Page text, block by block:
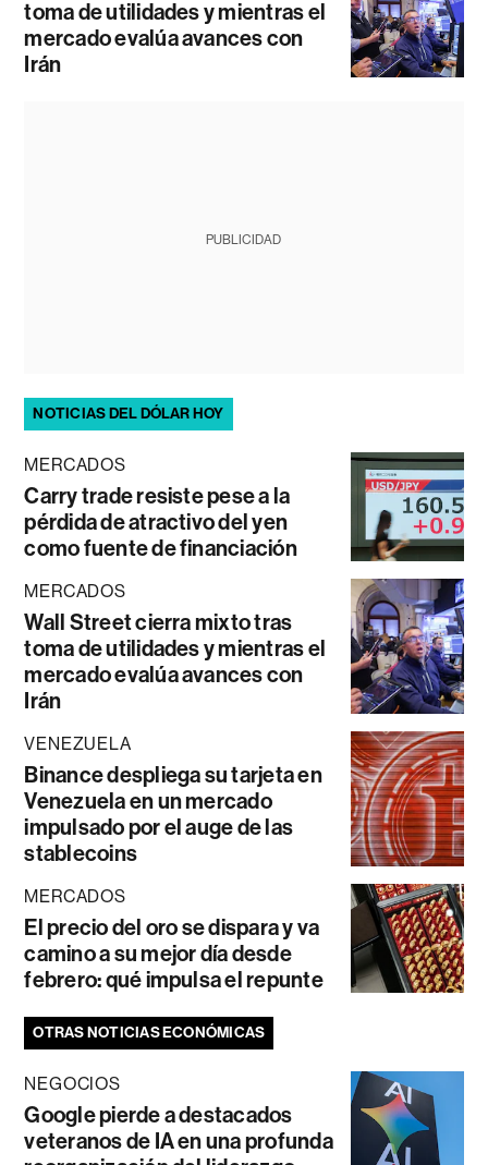
toma de utilidades y mientras el
mercado evalúa avances con
Irán
PUBLICIDAD
NOTICIAS DEL DÓLAR HOY
MERCADOS
Carry trade resiste pese a la
pérdida de atractivo del yen
como fuente de financiación
MERCADOS
Wall Street cierra mixto tras
toma de utilidades y mientras el
mercado evalúa avances con
Irán
VENEZUELA
Binance despliega su tarjeta en
Venezuela en un mercado
impulsado por el auge de las
stablecoins
MERCADOS
El precio del oro se dispara y va
camino a su mejor día desde
febrero: qué impulsa el repunte
OTRAS NOTICIAS ECONÓMICAS
NEGOCIOS
Google pierde a destacados
veteranos de IA en una profunda